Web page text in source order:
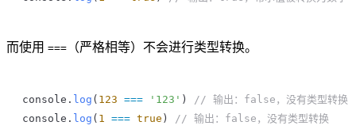
而使用 === （严格相等）不会进行类型转换。
console . log ( 123 === '123' )
// 输出：false，没有类型转换
console . log ( 1 === true ) // 输出：false，没有类型转换